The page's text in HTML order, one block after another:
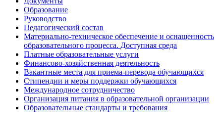
Образование
Руководство
Педагогический состав
Материально-техническое обеспечение и оснащенность
образовательного процесса. Доступная среда
Платные образовательные услуги
Финансово-хозяйственная деятельность
Вакантные места для приема-перевода обучающихся
Стипендии и меры поддержки обучающихся
Международное сотрудничество
Организация питания в образовательной организации
Образовательные стандарты и требования